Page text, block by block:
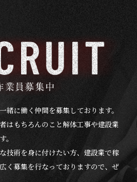
緒に働く仲間を募集しております。
はもちろんのこと解体工事や建設業
。
技術を身に付けたい方、建設業で稼
く募集を行なっておりますので、ぜ